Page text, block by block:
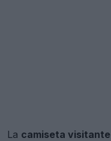
La camiseta visitante